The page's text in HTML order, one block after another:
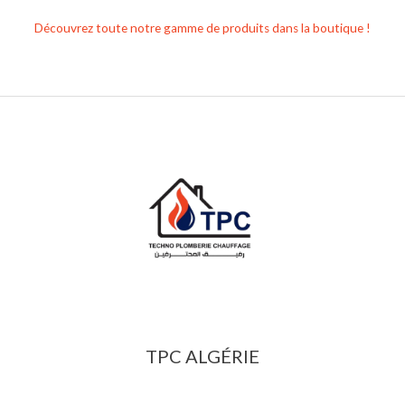
Découvrez toute notre gamme de produits dans la boutique !
TPC ALGÉRIE